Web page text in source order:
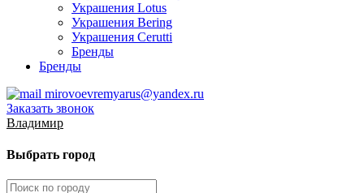
Украшения Lotus
Украшения Bering
Украшения Cerutti
Бренды
Бренды
mirovoevremyarus@yandex.ru
Заказать звонок
Владимир
Выбрать город